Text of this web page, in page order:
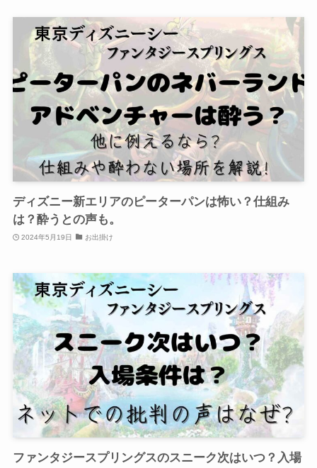
ディズニー新エリアのピーターパンは怖い？仕組み
は？酔うとの声も。
2024年5月19日 お出掛け
ファンタジースプリングスのスニーク次はいつ？入場